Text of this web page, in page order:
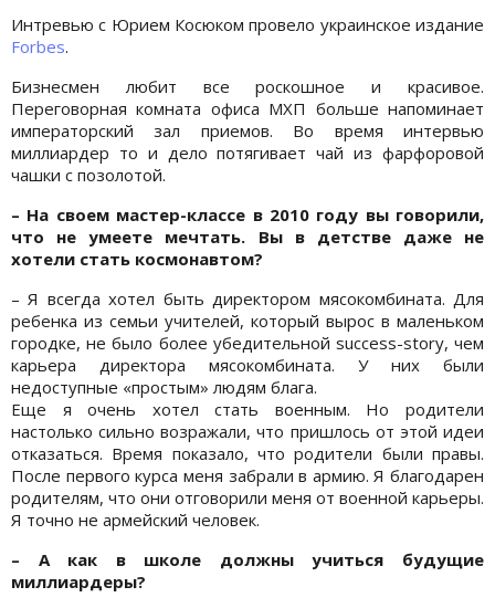
Интревью с Юрием Косюком провело украинское издание
Forbes.
Бизнесмен любит все роскошное и красивое.
Переговорная комната офиса МХП больше напоминает
императорский зал приемов. Во время интервью
миллиардер то и дело потягивает чай из фарфоровой
чашки с позолотой.
– На своем мастер-классе в 2010 году вы говорили,
что не умеете мечтать. Вы в детстве даже не
хотели стать космонавтом?
– Я всегда хотел быть директором мясокомбината. Для
ребенка из семьи учителей, который вырос в маленьком
городке, не было более убедительной success-story, чем
карьера директора мясокомбината. У них были
недоступные «простым» людям блага.
Еще я очень хотел стать военным. Но родители
настолько сильно возражали, что пришлось от этой идеи
отказаться. Время показало, что родители были правы.
После первого курса меня забрали в армию. Я благодарен
родителям, что они отговорили меня от военной карьеры.
Я точно не армейский человек.
– А как в школе должны учиться будущие
миллиардеры?